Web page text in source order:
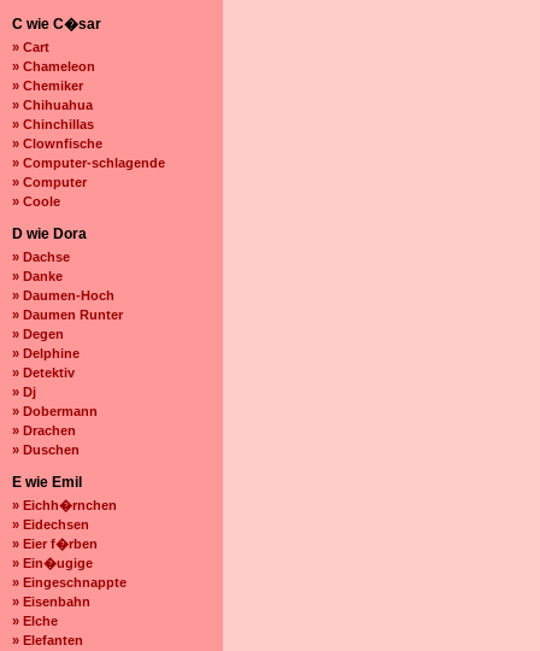
C wie C�sar
» Cart
» Chameleon
» Chemiker
» Chihuahua
» Chinchillas
» Clownfische
» Computer-schlagende
» Computer
» Coole
D wie Dora
» Dachse
» Danke
» Daumen-Hoch
» Daumen Runter
» Degen
» Delphine
» Detektiv
» Dj
» Dobermann
» Drachen
» Duschen
E wie Emil
» Eichh�rnchen
» Eidechsen
» Eier f�rben
» Ein�ugige
» Eingeschnappte
» Eisenbahn
» Elche
» Elefanten